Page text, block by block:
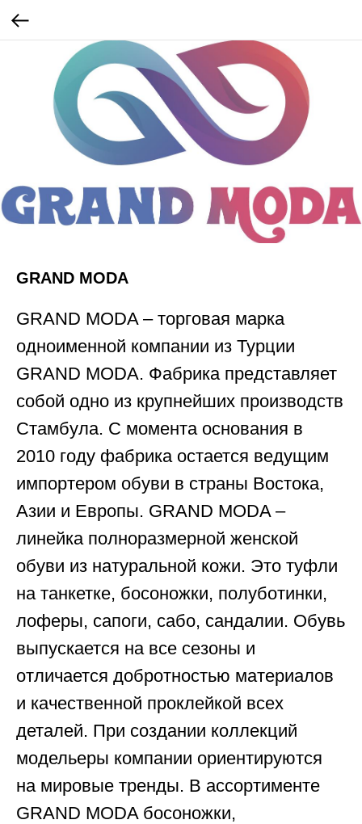
GRAND MODA
GRAND MODA – торговая марка
одноименной компании из Турции
GRAND MODA. Фабрика представляет
собой одно из крупнейших производств
Стамбула. С момента основания в
2010 году фабрика остается ведущим
импортером обуви в страны Востока,
Азии и Европы. GRAND MODA –
линейка полноразмерной женской
обуви из натуральной кожи. Это туфли
на танкетке, босоножки, полуботинки,
лоферы, сапоги, сабо, сандалии. Обувь
выпускается на все сезоны и
отличается добротностью материалов
и качественной проклейкой всех
деталей. При создании коллекций
модельеры компании ориентируются
на мировые тренды. В ассортименте
GRAND MODA босоножки,